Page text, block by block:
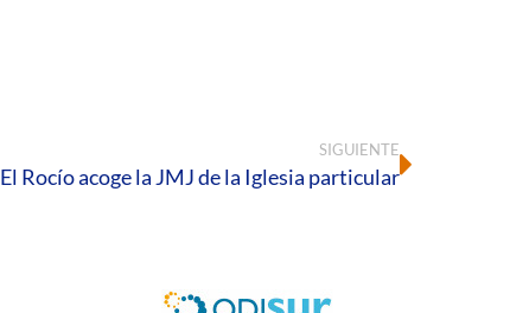
SIGUIENTE
El Rocío acoge la JMJ de la Iglesia particular